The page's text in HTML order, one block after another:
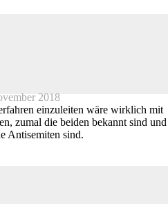
2018
einzuleiten wäre wirklich mit
zumal die beiden bekannt sind und
Antisemiten sind.